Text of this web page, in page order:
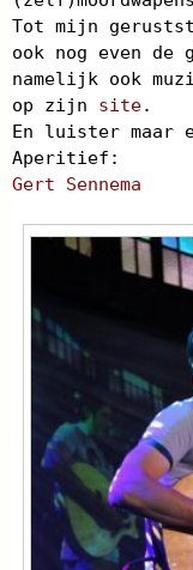
Tot mijn
ook nog even
namelijk ook
op zijn site.
En luister maar
Aperitief:
Gert Sennema